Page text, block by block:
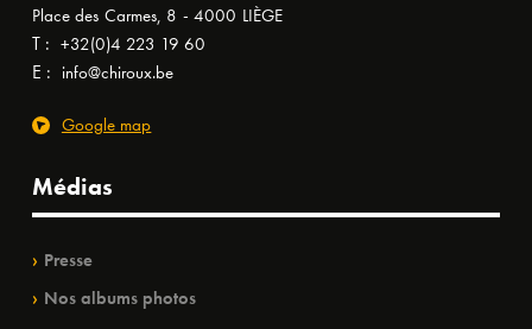
Place des Carmes, 8 - 4000 LIÈGE
T : +32(0)4 223 19 60
E : info@chiroux.be
Google map
Médias
Presse
Nos albums photos